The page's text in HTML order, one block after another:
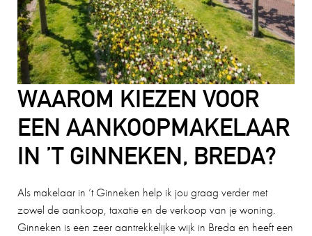
WAAROM KIEZEN VOOR
EEN AANKOOPMAKELAAR
IN ’T GINNEKEN, BREDA?
Als makelaar in ’t Ginneken help ik jou graag verder met
zowel de aankoop, taxatie en de verkoop van je woning.
Ginneken is een zeer aantrekkelijke wijk in Breda en heeft een